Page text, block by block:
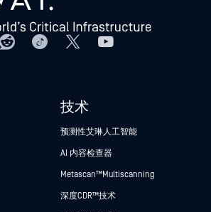
技术
预测性艾琳人工智能
AI 内容检查器
Metascan™ Multiscanning
深度CDR™技术